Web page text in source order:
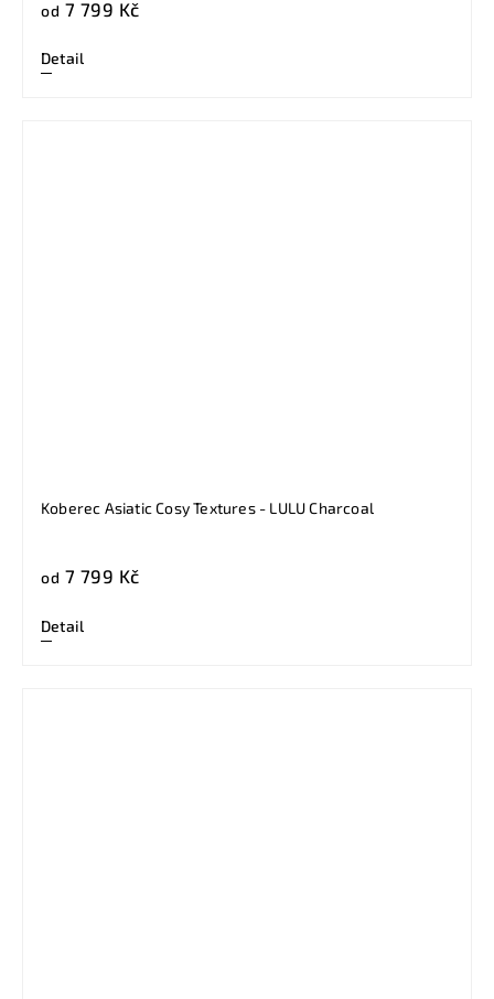
od 7 799 Kč
Detail
Koberec Asiatic Cosy Textures - LULU Charcoal
od 7 799 Kč
Detail